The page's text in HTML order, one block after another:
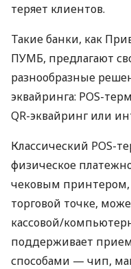
теряет клиентов.
Такие банки, как
ПУМБ, предлагают
разнообразные
эквайринга: POS-
QR-эквайринг или
Классический POS-
физическое
чековым принтером,
торговой точке,
кассовой/
поддерживает
способами — чип,